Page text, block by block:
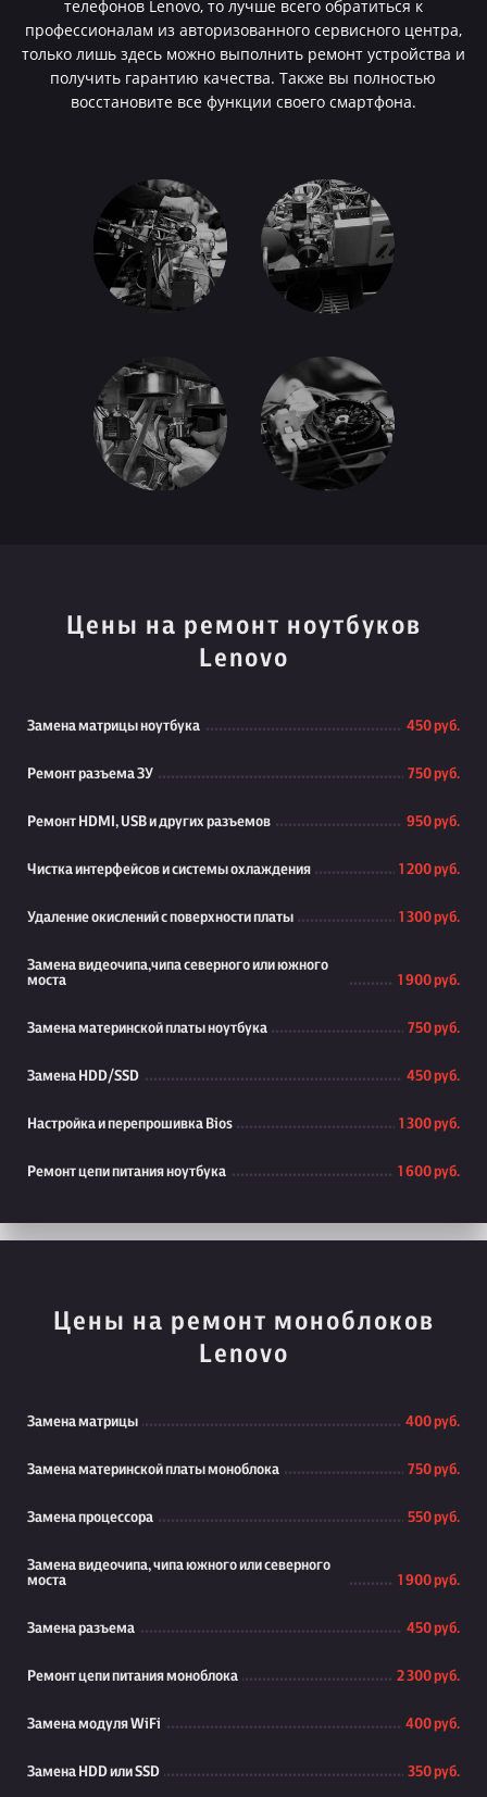
телефонов Lenovo, то лучше всего обратиться к
профессионалам из авторизованного сервисного центра,
только лишь здесь можно выполнить ремонт устройства и
получить гарантию качества. Также вы полностью
восстановите все функции своего смартфона.
Цены на ремонт ноутбуков
Lenovo
Замена матрицы ноутбука 450 руб.
Ремонт разъема ЗУ 750 руб.
Ремонт HDMI, USB и других разъемов 950 руб.
Чистка интерфейсов и системы охлаждения 1 200 руб.
Удаление окислений с поверхности платы 1 300 руб.
Замена видеочипа,чипа северного или южного
моста
1 900 руб.
Замена материнской платы ноутбука 750 руб.
Замена HDD/SSD 450 руб.
Настройка и перепрошивка Bios 1 300 руб.
Ремонт цепи питания ноутбука 1 600 руб.
Цены на ремонт моноблоков
Lenovo
Замена матрицы 400 руб.
Замена материнской платы моноблока 750 руб.
Замена процессора 550 руб.
Замена видеочипа, чипа южного или северного
моста
1 900 руб.
Замена разъема 450 руб.
Ремонт цепи питания моноблока 2 300 руб.
Замена модуля WiFi 400 руб.
Замена HDD или SSD 350 руб.